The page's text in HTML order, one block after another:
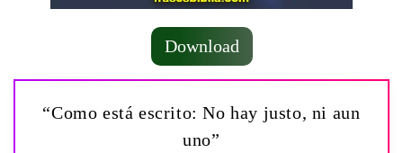
Download
“Como está escrito: No hay justo, ni aun
uno”